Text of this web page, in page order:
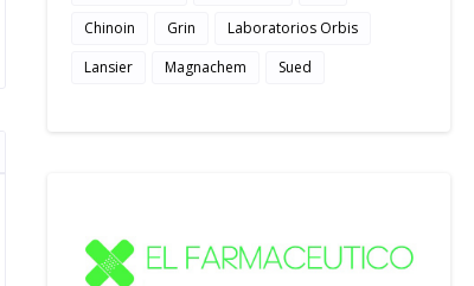
Chinoin
Grin
Laboratorios Orbis
Lansier
Magnachem Sued